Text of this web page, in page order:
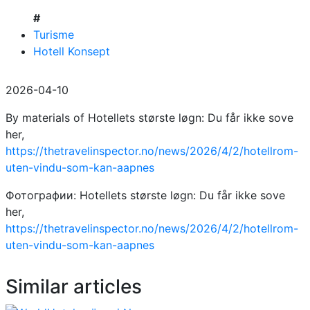
#
Turisme
Hotell Konsept
2026-04-10
By materials of Hotellets største løgn: Du får ikke sove
her,
https://thetravelinspector.no/news/2026/4/2/hotellrom-
uten-vindu-som-kan-aapnes
Фотографии: Hotellets største løgn: Du får ikke sove
her,
https://thetravelinspector.no/news/2026/4/2/hotellrom-
uten-vindu-som-kan-aapnes
Similar articles